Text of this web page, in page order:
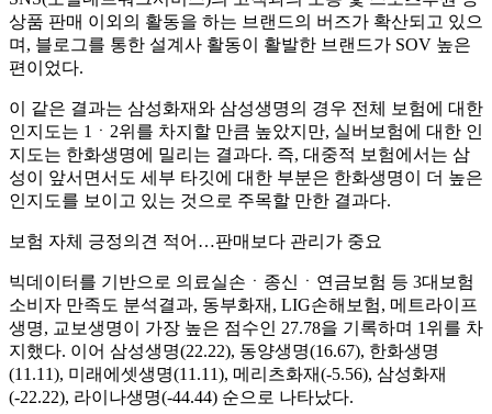
상품 판매 이외의 활동을 하는 브랜드의 버즈가 확산되고 있으
며, 블로그를 통한 설계사 활동이 활발한 브랜드가 SOV 높은
편이었다.
이 같은 결과는 삼성화재와 삼성생명의 경우 전체 보험에 대한
인지도는 1ㆍ2위를 차지할 만큼 높았지만, 실버보험에 대한 인
지도는 한화생명에 밀리는 결과다. 즉, 대중적 보험에서는 삼
성이 앞서면서도 세부 타깃에 대한 부분은 한화생명이 더 높은
인지도를 보이고 있는 것으로 주목할 만한 결과다.
보험 자체 긍정의견 적어…판매보다 관리가 중요
빅데이터를 기반으로 의료실손ㆍ종신ㆍ연금보험 등 3대보험
소비자 만족도 분석결과, 동부화재, LIG손해보험, 메트라이프
생명, 교보생명이 가장 높은 점수인 27.78을 기록하며 1위를 차
지했다. 이어 삼성생명(22.22), 동양생명(16.67), 한화생명
(11.11), 미래에셋생명(11.11), 메리츠화재(-5.56), 삼성화재
(-22.22), 라이나생명(-44.44) 순으로 나타났다.